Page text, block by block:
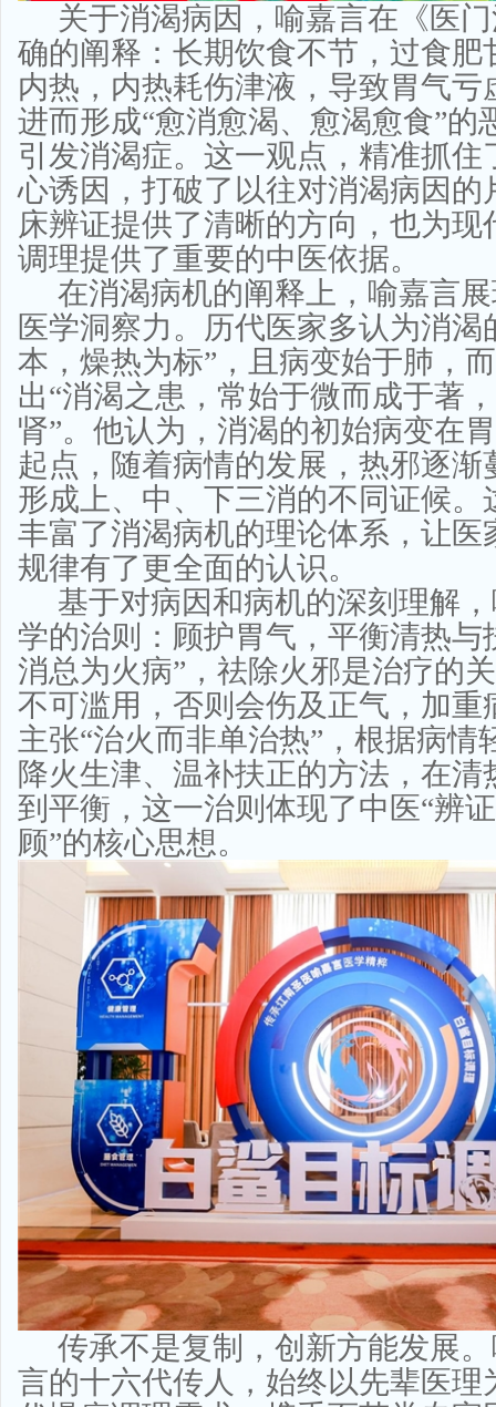
关于消渴病因，喻嘉言在《医
确的阐释：长期饮食不节，过食肥
内热，内热耗伤津液，导致胃气亏
进而形成“愈消愈渴、愈渴愈食”的
引发消渴症。这一观点，精准抓住
心诱因，打破了以往对消渴病因的
床辨证提供了清晰的方向，也为现
调理提供了重要的中医依据。
在消渴病机的阐释上，喻嘉言
医学洞察力。历代医家多认为消渴
本，燥热为标”，且病变始于肺，
出“消渴之患，常始于微而成于著
肾”。他认为，消渴的初始病变在
起点，随着病情的发展，热邪逐渐
形成上、中、下三消的不同证候。
丰富了消渴病机的理论体系，让医
规律有了更全面的认识。
基于对病因和病机的深刻理解
学的治则：顾护胃气，平衡清热与
消总为火病”，祛除火邪是治疗的
不可滥用，否则会伤及正气，加重
主张“治火而非单治热”，根据病情
降火生津、温补扶正的方法，在清
到平衡，这一治则体现了中医“辨
顾”的核心思想。
传承不是复制，创新方能发展
言的十六代传人，始终以先辈医理